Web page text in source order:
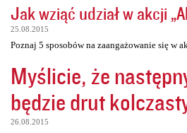
Jak wziąć udział w akcji
25.08.2015
Poznaj 5 sposobów na zaangażowanie się w
Myślicie, że
będzie drut
26.08.2015